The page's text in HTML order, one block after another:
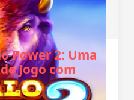
Power 2: Uma
Jogo com